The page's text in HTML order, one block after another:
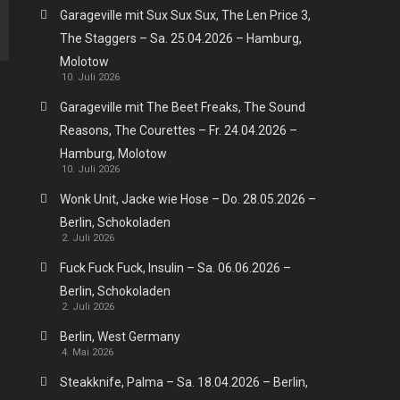
Garageville mit Sux Sux Sux, The Len Price 3,
The Staggers – Sa. 25.04.2026 – Hamburg,
Molotow
10. Juli 2026
Garageville mit The Beet Freaks, The Sound
Reasons, The Courettes – Fr. 24.04.2026 –
Hamburg, Molotow
10. Juli 2026
Wonk Unit, Jacke wie Hose – Do. 28.05.2026 –
Berlin, Schokoladen
2. Juli 2026
Fuck Fuck Fuck, Insulin – Sa. 06.06.2026 –
Berlin, Schokoladen
2. Juli 2026
Berlin, West Germany
4. Mai 2026
Steakknife, Palma – Sa. 18.04.2026 – Berlin,